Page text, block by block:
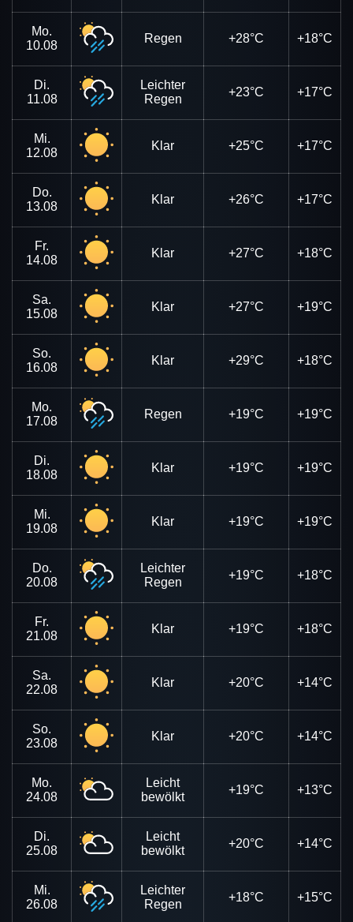
Mo.
10.08
Regen +28°C +18°C
Di.
11.08
Leichter
Regen
+23°C +17°C
Mi.
12.08
Klar +25°C +17°C
Do.
13.08
Klar +26°C +17°C
Fr.
14.08
Klar +27°C +18°C
Sa.
15.08
Klar +27°C +19°C
So.
16.08
Klar +29°C +18°C
Mo.
17.08
Regen +19°C +19°C
Di.
18.08
Klar +19°C +19°C
Mi.
19.08
Klar +19°C +19°C
Do.
20.08
Leichter
Regen
+19°C +18°C
Fr.
21.08
Klar +19°C +18°C
Sa.
22.08
Klar +20°C +14°C
So.
23.08
Klar +20°C +14°C
Mo.
24.08
Leicht
bewölkt
+19°C +13°C
Di.
25.08
Leicht
bewölkt
+20°C +14°C
Mi.
26.08
Leichter
Regen
+18°C +15°C